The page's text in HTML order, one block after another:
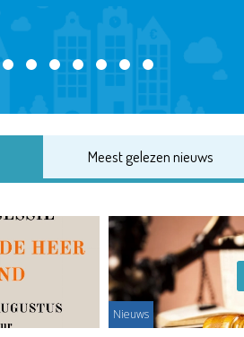
Meest gelezen nieuws
Nieuws